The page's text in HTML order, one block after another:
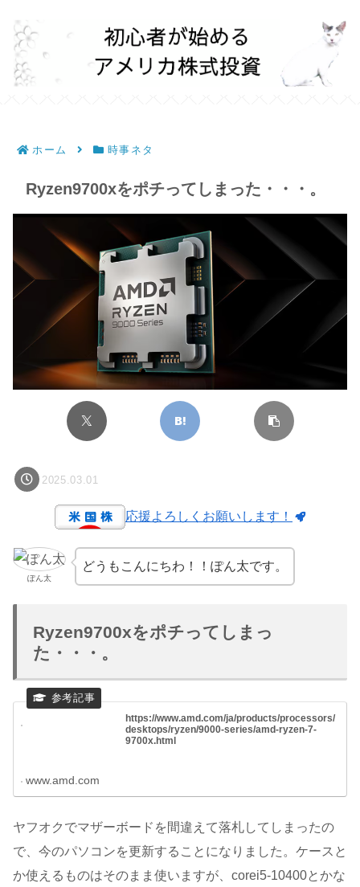
ホーム 時事ネタ
Ryzen9700xをポチってしまった・・・。
2025.03.01
応援よろしくお願いします！
ぽん太
どうもこんにちわ！！ぽん太です。
Ryzen9700xをポチってしまっ
た・・・。
https://www.amd.com/ja/products/processors/
desktops/ryzen/9000-series/amd-ryzen-7-
9700x.html
www.amd.com
ヤフオクでマザーボードを間違えて落札してしまったの
で、今のパソコンを更新することになりました。ケースと
か使えるものはそのまま使いますが、corei5-10400とかな